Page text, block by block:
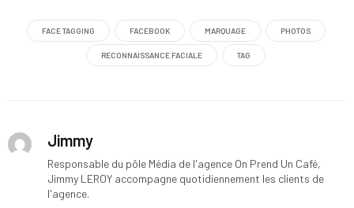
FACE TAGGING FACEBOOK MARQUAGE PHOTOS
RECONNAISSANCE FACIALE TAG
Jimmy
Responsable du pôle Média de l'agence On Prend Un Café,
Jimmy LEROY accompagne quotidiennement les clients de
l'agence.